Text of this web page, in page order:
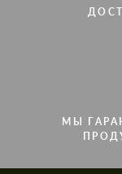
МЫ